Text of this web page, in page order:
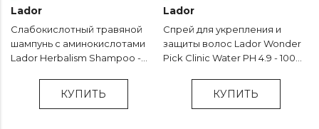
Lador
Слабокислотный травяной
шампунь с аминокислотами
Lador Herbalism Shampoo -
КУПИТЬ
Lador
Спрей для укрепления и
защиты волос Lador Wonder
Pick Clinic Water PH 4.9 - 100
КУПИТЬ